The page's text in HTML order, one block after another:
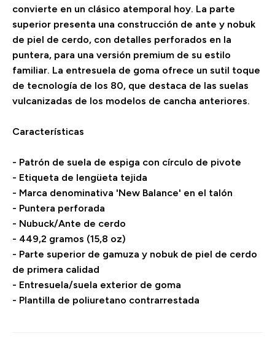
convierte en un clásico atemporal hoy. La parte
superior presenta una construcción de ante y nobuk
de piel de cerdo, con detalles perforados en la
puntera, para una versión premium de su estilo
familiar. La entresuela de goma ofrece un sutil toque
de tecnología de los 80, que destaca de las suelas
vulcanizadas de los modelos de cancha anteriores.
Características
- Patrón de suela de espiga con círculo de pivote
- Etiqueta de lengüeta tejida
- Marca denominativa 'New Balance' en el talón
- Puntera perforada
- Nubuck/Ante de cerdo
- 449,2 gramos (15,8 oz)
- Parte superior de gamuza y nobuk de piel de cerdo
de primera calidad
- Entresuela/suela exterior de goma
- Plantilla de poliuretano contrarrestada